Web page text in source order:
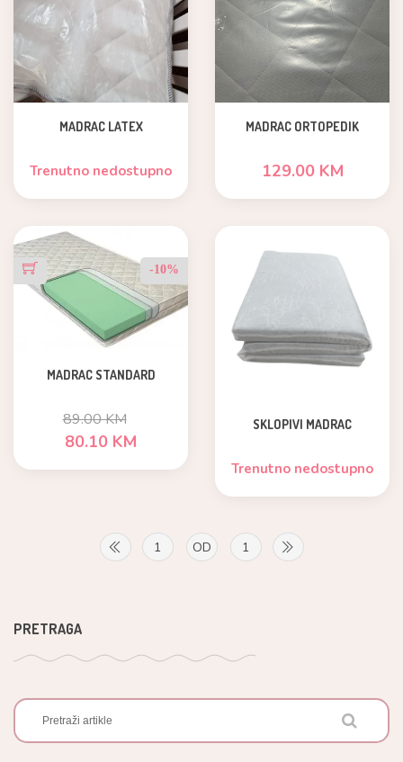
PRETRAGA
MADRAC LATEX
Trenutno nedostupno
MADRAC ORTOPEDIK
129.00 KM
-10%
MADRAC STANDARD
89.00 KM
80.10 KM
SKLOPIVI MADRAC
Trenutno nedostupno
1 OD 1